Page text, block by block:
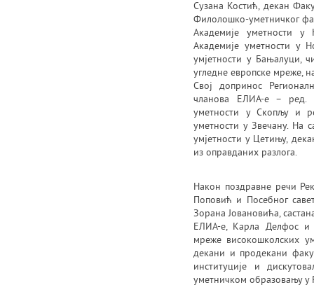
Сузана Костић, декан
Филолошко-уметничког
Академије уметности
Академије уметности у
умјетности у Бањалуци,
угледне европске мреже,
Свој допринос
чланова ЕЛИА-е – ред.
уметности у Скопљу и
уметности у Звечану. На
умјетности у Цетињу,
из оправданих разлога.
Након поздравне речи
Поповић и Посебног
Зорана Јовановића,
ЕЛИА-е, Карла Делфос и
мреже високошколских
декани и продекани
институције и
уметничком образовању у